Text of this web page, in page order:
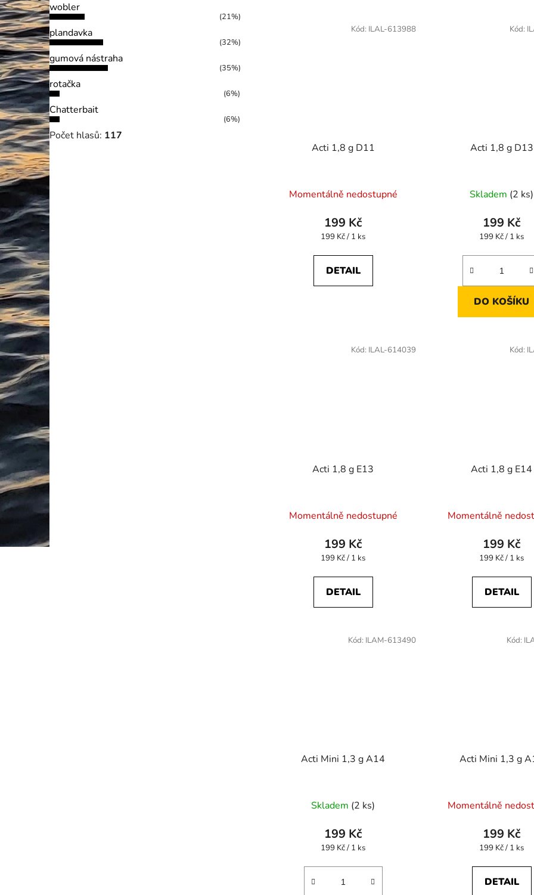
wobler
(21%)
plandavka
(32%)
gumová nástraha
(35%)
rotačka
(6%)
Chatterbait
(6%)
Počet hlasů: 117
Acti 1,8 g D11
Momentálně nedostupné
199 Kč
Měrná
199 Kč / 1 ks
DETAIL
Kód: ILAL-613988
Acti 1,8 g D13
Skladem (2 ks)
199 Kč
Měrná
199 Kč / 1 ks
DO KOŠÍKU
Kód:
Acti 1,8 g E13
Momentálně nedostupné
199 Kč
Měrná
199 Kč / 1 ks
DETAIL
Kód: ILAL-614039
Acti 1,8 g E14
Momentálně
199 Kč
Měrná
199 Kč / 1 ks
DETAIL
Kód:
Acti Mini 1,3 g A14
Skladem (2 ks)
199 Kč
Měrná
199 Kč / 1 ks
Kód: ILAM-613490
Acti Mini 1,3 g
Momentálně
199 Kč
Měrná
199 Kč / 1 ks
DETAIL
Kód: